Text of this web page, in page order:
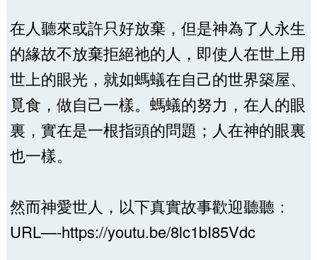
在人聽來或許只好放棄，但是神為了人永生
的緣故不放棄拒絕祂的人，即使人在世上用
世上的眼光，就如螞蟻在自己的世界築屋、
覓食，做自己一樣。螞蟻的努力，在人的眼
裏，實在是一根指頭的問題；人在神的眼裏
也一樣。
然而神愛世人，以下真實故事歡迎聽聽：
URL—-https://youtu.be/8lc1bI85Vdc